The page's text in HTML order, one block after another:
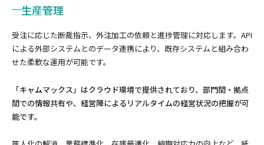
生産管理
受注に応じた断裁指示、外注加工の依頼と進捗管理に対応します。API
による外部システムとのデータ連携により、既存システムと組み合わ
せた柔軟な運用が可能です。
「キャムマックス」はクラウド環境で提供されており、部門間・拠点
間での情報共有や、経営陣によるリアルタイムの経営状況の把握が可
能です。